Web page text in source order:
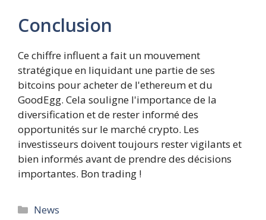
Conclusion
Ce chiffre influent a fait un mouvement
stratégique en liquidant une partie de ses
bitcoins pour acheter de l'ethereum et du
GoodEgg. Cela souligne l'importance de la
diversification et de rester informé des
opportunités sur le marché crypto. Les
investisseurs doivent toujours rester vigilants et
bien informés avant de prendre des décisions
importantes. Bon trading !
Catégories
News